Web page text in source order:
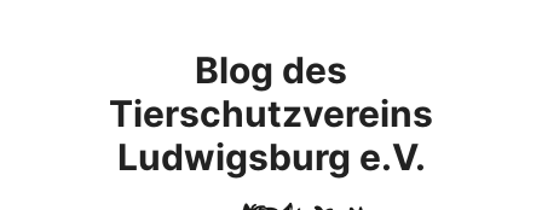
Blog des
Tierschutzvereins
Ludwigsburg e.V.